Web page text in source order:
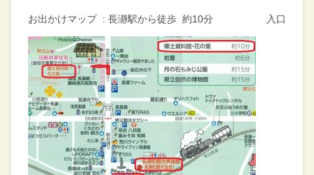
お出かけマップ : 長瀞駅から徒歩 約10分 入口